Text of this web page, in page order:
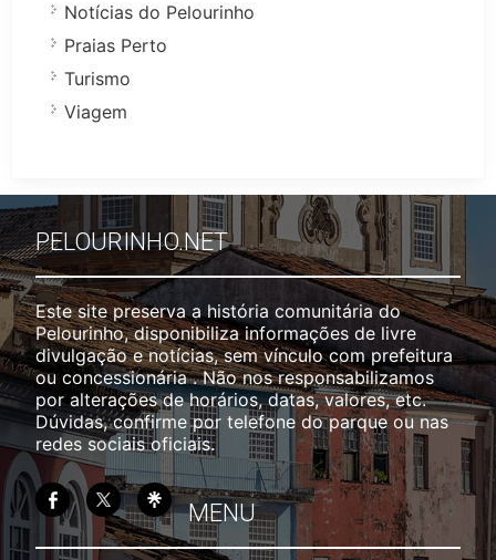
Notícias do Pelourinho
Praias Perto
Turismo
Viagem
PELOURINHO.NET
Este site preserva a história comunitária do
Pelourinho, disponibiliza informações de livre
divulgação e notícias, sem vínculo com prefeitura
ou concessionária . Não nos responsabilizamos
por alterações de horários, datas, valores, etc.
Dúvidas, confirme por telefone do parque ou nas
redes sociais oficiais.
MENU